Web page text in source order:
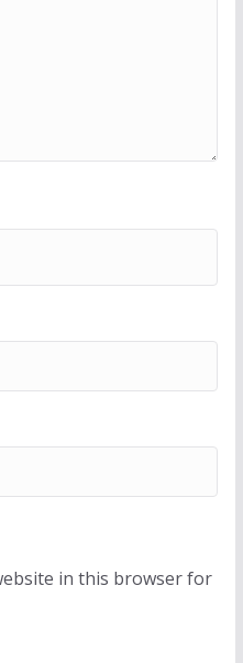
in this browser for